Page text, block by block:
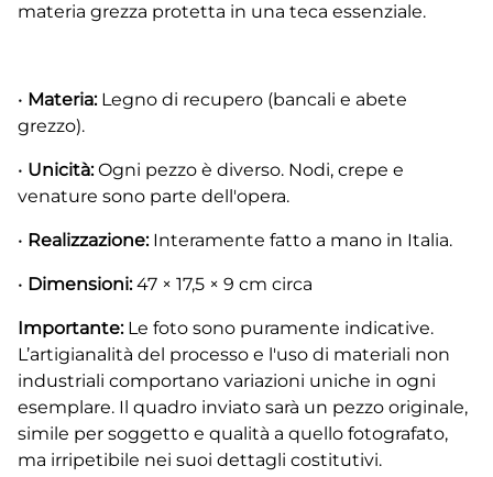
materia grezza protetta in una teca essenziale.
• Materia:Legno di recupero (bancali e abete
grezzo).
• Unicità:Ogni pezzo è diverso. Nodi, crepe e
venature sono parte dell'opera.
• Realizzazione:Interamente fatto a mano in Italia.
• Dimensioni:47 × 17,5 × 9 cm circa
Importante:Le foto sono puramente indicative.
L’artigianalità del processo e l'uso di materiali non
industriali comportano variazioni uniche in ogni
esemplare. Il quadro inviato sarà un pezzo originale,
simile per soggetto e qualità a quello fotografato,
ma irripetibile nei suoi dettagli costitutivi.